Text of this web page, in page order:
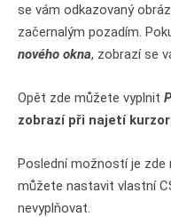
se vám odkazovaný
začernalým pozadím.
nového okna, zobrazí se
Opět zde můžete vyplnit
zobrazí při najetí
Poslední možností je zde
můžete nastavit vlastní
nevyplňovat.